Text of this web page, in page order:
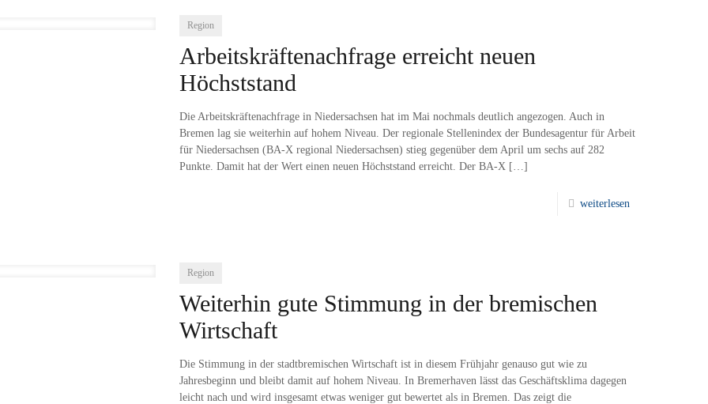
Region
Arbeitskräftenachfrage erreicht neuen
Höchststand
Die Arbeitskräftenachfrage in Niedersachsen hat im Mai nochmals deutlich angezogen. Auch in
Bremen lag sie weiterhin auf hohem Niveau. Der regionale Stellenindex der Bundesagentur für Arbeit
für Niedersachsen (BA-X regional Niedersachsen) stieg gegenüber dem April um sechs auf 282
Punkte. Damit hat der Wert einen neuen Höchststand erreicht. Der BA-X […]
weiterlesen
Region
Weiterhin gute Stimmung in der bremischen
Wirtschaft
Die Stimmung in der stadtbremischen Wirtschaft ist in diesem Frühjahr genauso gut wie zu
Jahresbeginn und bleibt damit auf hohem Niveau. In Bremerhaven lässt das Geschäftsklima dagegen
leicht nach und wird insgesamt etwas weniger gut bewertet als in Bremen. Das zeigt die